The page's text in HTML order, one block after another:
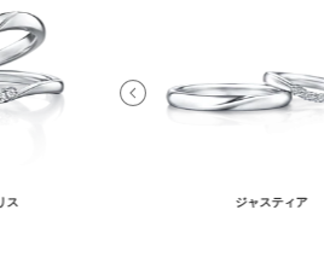
ス ジャスティア